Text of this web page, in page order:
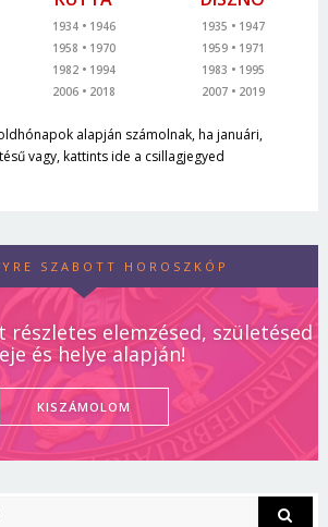
1934
1946
1958
1970
1982
1994
2006
2018
1935
1947
1959
1971
1983
1995
2007
2019
alapján számolnak, ha januári,
vagy, kattints ide a csillagjegyed
SZABOTT HOROSZKÓP
részletes elemzésed, születésed
és helye alapján!
KISZÁMOLOM